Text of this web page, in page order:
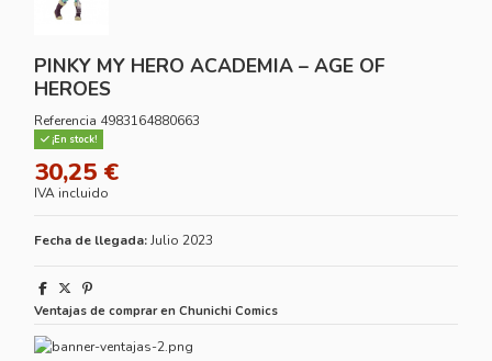
PINKY MY HERO ACADEMIA – AGE OF
HEROES
Referencia 4983164880663
¡En stock!
30,25 €
IVA incluido
Fecha de llegada:Julio 2023
Ventajas de comprar en Chunichi Comics